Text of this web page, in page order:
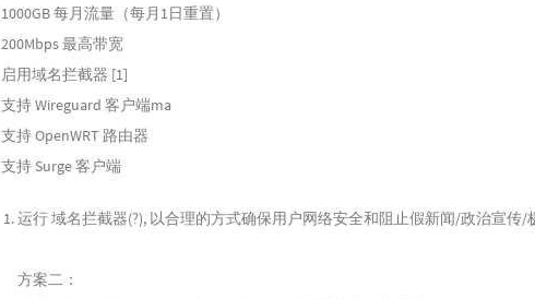
1000GB 每月流量（每月1日重置）
200Mbps 最高带宽
启用域名拦截器 [1]
支持 Wireguard 客户端ma
支持 OpenWRT 路由器
支持 Surge 客户端
运行 域名拦截器(?), 以合理的方式确保用户网络安全和阻止假新闻/政治宣传/
方案二：